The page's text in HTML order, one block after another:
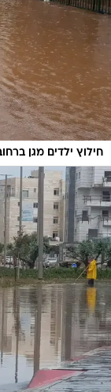
חילוץ ילדים מגן